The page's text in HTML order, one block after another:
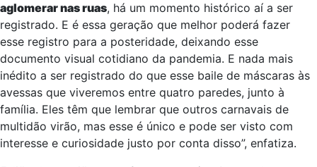
Covid-19. “Quero fazer os alunos enxergarem através da
fotografia que, embora não possamos festejar e se
aglomerar nas ruas , há um momento histórico aí a ser
registrado. E é essa geração que melhor poderá fazer
esse registro para a posteridade, deixando esse
documento visual cotidiano da pandemia. E nada mais
inédito a ser registrado do que esse baile de máscaras às
avessas que viveremos entre quatro paredes, junto à
família. Eles têm que lembrar que outros carnavais de